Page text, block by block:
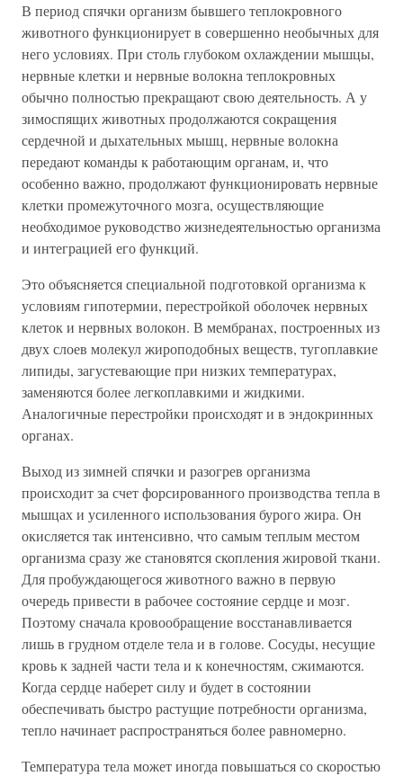
В период спячки организм бывшего теплокровного
животного функционирует в совершенно необычных для
него условиях. При столь глубоком охлаждении мышцы,
нервные клетки и нервные волокна теплокровных
обычно полностью прекращают свою деятельность. А у
зимоспящих животных продолжаются сокращения
сердечной и дыхательных мышц, нервные волокна
передают команды к работающим органам, и, что
особенно важно, продолжают функционировать нервные
клетки промежуточного мозга, осуществляющие
необходимое руководство жизнедеятельностью организма
и интеграцией его функций.
Это объясняется специальной подготовкой организма к
условиям гипотермии, перестройкой оболочек нервных
клеток и нервных волокон. В мембранах, построенных из
двух слоев молекул жироподобных веществ, тугоплавкие
липиды, загустевающие при низких температурах,
заменяются более легкоплавкими и жидкими.
Аналогичные перестройки происходят и в эндокринных
органах.
Выход из зимней спячки и разогрев организма
происходит за счет форсированного производства тепла в
мышцах и усиленного использования бурого жира. Он
окисляется так интенсивно, что самым теплым местом
организма сразу же становятся скопления жировой ткани.
Для пробуждающегося животного важно в первую
очередь привести в рабочее состояние сердце и мозг.
Поэтому сначала кровообращение восстанавливается
лишь в грудном отделе тела и в голове. Сосуды, несущие
кровь к задней части тела и к конечностям, сжимаются.
Когда сердце наберет силу и будет в состоянии
обеспечивать быстро растущие потребности организма,
тепло начинает распространяться более равномерно.
Температура тела может иногда повышаться со скоростью